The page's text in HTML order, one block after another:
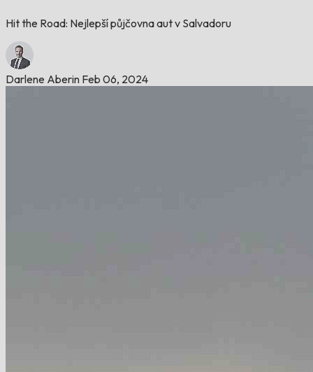
Hit the Road: Nejlepší půjčovna aut v Salvadoru
Darlene Aberin Feb 06, 2024